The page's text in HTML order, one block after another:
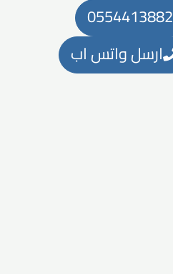
0554413882
ارسل واتس اب